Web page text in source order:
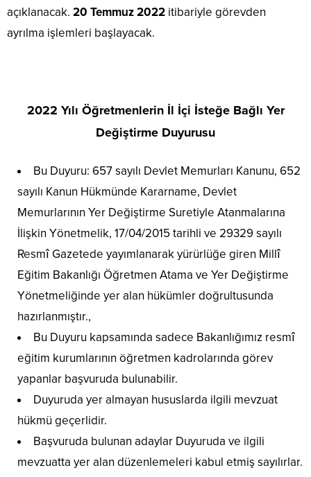
açıklanacak. 20 Temmuz 2022 itibariyle görevden
ayrılma işlemleri başlayacak.
2022 Yılı Öğretmenlerin İl İçi İsteğe Bağlı Yer
Değiştirme Duyurusu
Bu Duyuru: 657 sayılı Devlet Memurları Kanunu, 652
sayılı Kanun Hükmünde Kararname, Devlet
Memurlarının Yer Değiştirme Suretiyle Atanmalarına
İlişkin Yönetmelik, 17/04/2015 tarihli ve 29329 sayılı
Resmî Gazetede yayımlanarak yürürlüğe giren Millî
Eğitim Bakanlığı Öğretmen Atama ve Yer Değiştirme
Yönetmeliğinde yer alan hükümler doğrultusunda
hazırlanmıştır.,
Bu Duyuru kapsamında sadece Bakanlığımız resmî
eğitim kurumlarının öğretmen kadrolarında görev
yapanlar başvuruda bulunabilir.
Duyuruda yer almayan hususlarda ilgili mevzuat
hükmü geçerlidir.
Başvuruda bulunan adaylar Duyuruda ve ilgili
mevzuatta yer alan düzenlemeleri kabul etmiş sayılırlar.